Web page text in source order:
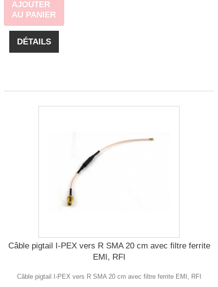
AJOUTER
AU PANIER
DÉTAILS
Câble pigtail I-PEX vers R SMA 20 cm avec filtre ferrite
EMI, RFI
Câble pigtail I-PEX vers R SMA 20 cm avec filtre ferrite EMI, RFI